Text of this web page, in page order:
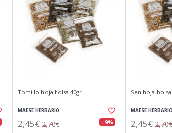
Tomillo hoja bolsa 40gr
MAESE HERBARIO
2,45€ 2,70€ - 9%
Sen hoja bolsa
MAESE HERBARIO
2,45€ 2,70€